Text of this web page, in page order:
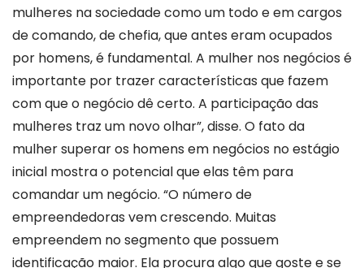
mulheres na sociedade como um todo e em cargos
de comando, de chefia, que antes eram ocupados
por homens, é fundamental. A mulher nos negócios é
importante por trazer características que fazem
com que o negócio dê certo. A participação das
mulheres traz um novo olhar”, disse. O fato da
mulher superar os homens em negócios no estágio
inicial mostra o potencial que elas têm para
comandar um negócio. “O número de
empreendedoras vem crescendo. Muitas
empreendem no segmento que possuem
identificação maior. Ela procura algo que goste e se